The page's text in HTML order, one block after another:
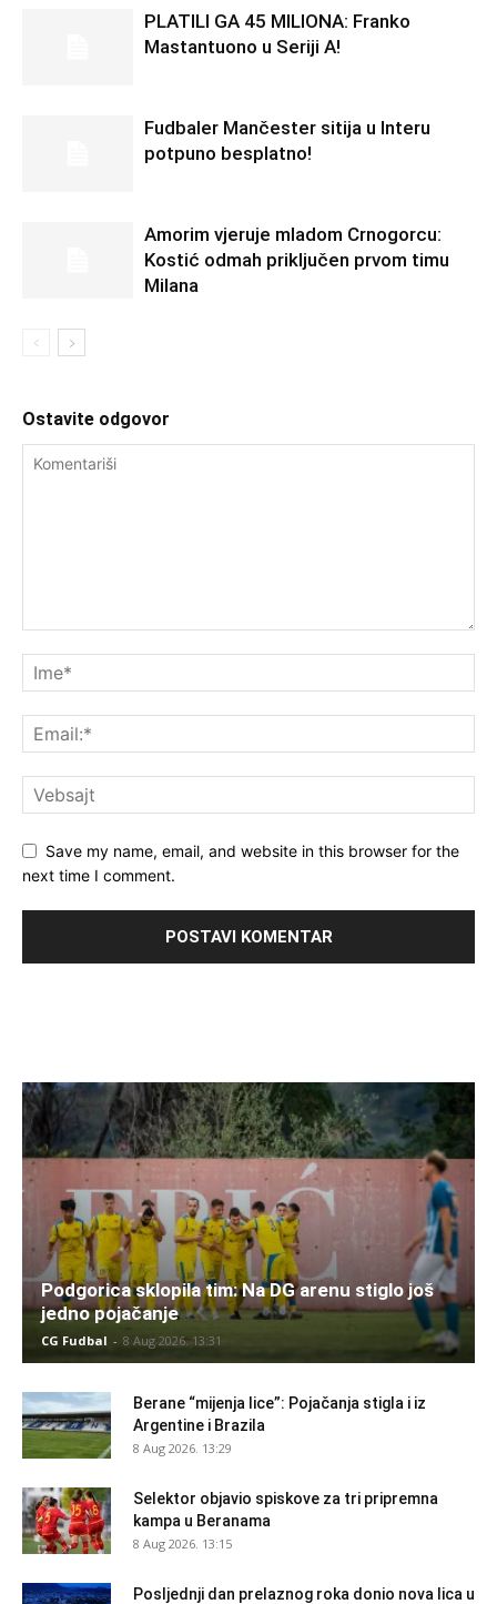
PLATILI GA 45 MILIONA: Franko
Mastantuono u Seriji A!
Fudbaler Mančester sitija u Interu
potpuno besplatno!
Amorim vjeruje mladom Crnogorcu:
Kostić odmah priključen prvom timu
Milana
Ostavite odgovor
Save my name, email, and website in this browser for the
next time I comment.
Podgorica sklopila tim: Na DG arenu stiglo još
jedno pojačanje
CG Fudbal - 8 Aug 2026. 13:31
Berane “mijenja lice”: Pojačanja stigla i iz
Argentine i Brazila
8 Aug 2026. 13:29
Selektor objavio spiskove za tri pripremna
kampa u Beranama
8 Aug 2026. 13:15
Posljednji dan prelaznog roka donio nova lica u